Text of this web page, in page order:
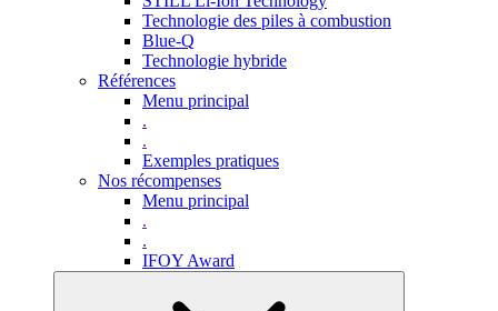
Technologie des piles à combustion
Blue-Q
Technologie hybride
Références
Menu principal
.
.
Exemples pratiques
Nos récompenses
Menu principal
.
.
IFOY Award